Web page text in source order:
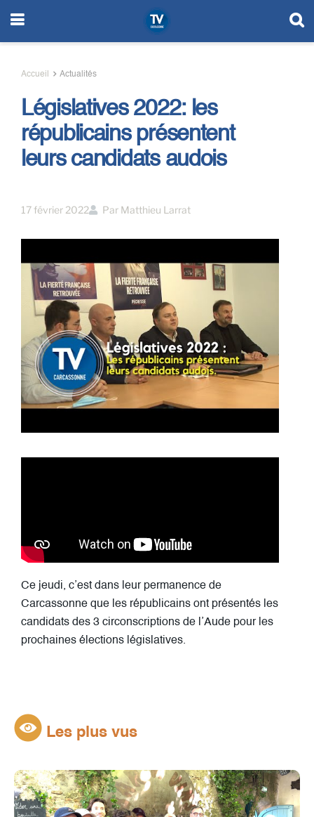
Accueil Actualités
Législatives 2022: les
républicains présentent
leurs candidats audois
17 février 2022 Par Matthieu Larrat
Ce jeudi, c’est dans leur permanence de
Carcassonne que les républicains ont présentés les
candidats des 3 circonscriptions de l’Aude pour les
prochaines élections législatives.
Les plus vus